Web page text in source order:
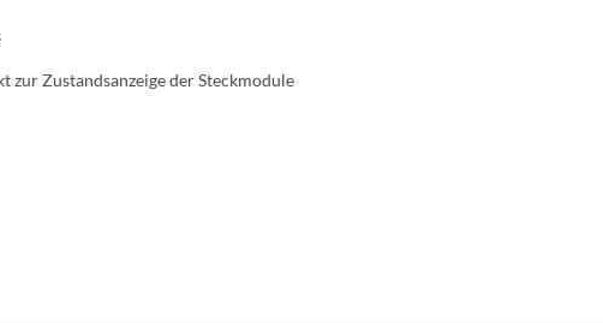
Zustandsanzeige der Steckmodule